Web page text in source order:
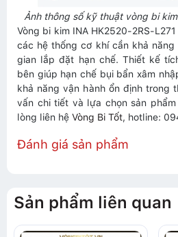
Ảnh thông số kỹ thuật vòng bi
Vòng bi kim INA HK2520-2RS-
các hệ thống cơ khí cần khả
gian lắp đặt hạn chế. Thiết kế
bên giúp hạn chế bụi bẩn xâm
khả năng vận hành ổn định trong
vấn chi tiết và lựa chọn sản
lòng liên hệ Vòng Bi Tốt, hotline:
Đánh giá sản phẩm
Sản phẩm liên quan